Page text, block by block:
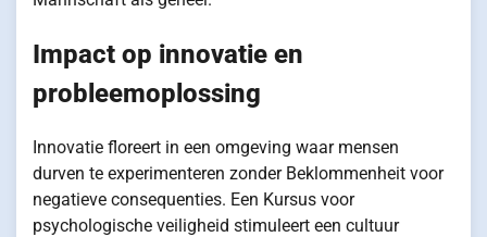
Impact op innovatie en
probleemoplossing
Innovatie floreert in een omgeving waar mensen
durven te experimenteren zonder Beklommenheit voor
negatieve consequenties. Een Kursus voor
psychologische veiligheid stimuleert een cultuur